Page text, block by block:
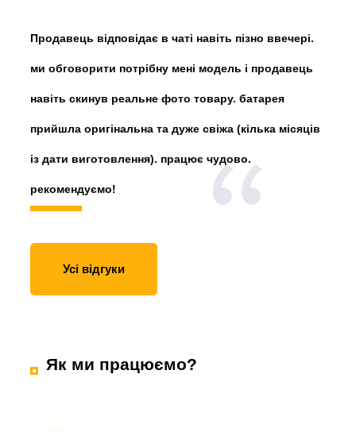
Продавець відповідає в чаті навіть пізно ввечері.
ми обговорити потрібну мені модель і продавець
навіть скинув реальне фото товару. батарея
прийшла оригінальна та дуже свіжа (кілька місяців
із дати виготовлення). працює чудово.
рекомендуємо!
Усі відгуки
Як ми працюємо?